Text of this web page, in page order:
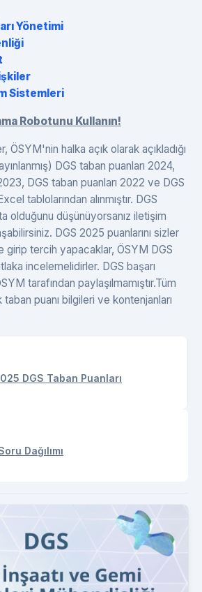
Yönetimi
Sistemleri
Robotunu Kullanın!
ÖSYM'nin halka açık olarak açıkladığı
DGS taban puanları 2024,
DGS taban puanları 2022 ve DGS
tablolarından alınmıştır. DGS
olduğunu düşünüyorsanız iletişim
DGS 2025 puanlarını sizler
girip tercih yapacaklar, ÖSYM DGS
incelemelidirler. DGS başarı
tarafından paylaşılmamıştır.Tüm
taban puanı bilgileri ve kontenjanları
DGS Taban Puanları
Dağılımı